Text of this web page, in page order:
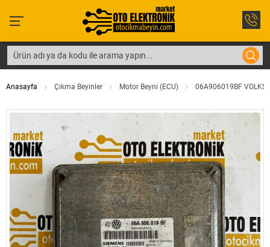
Anasayfa Çıkma Beyinler Motor Beyni (ECU) 06A906019BF